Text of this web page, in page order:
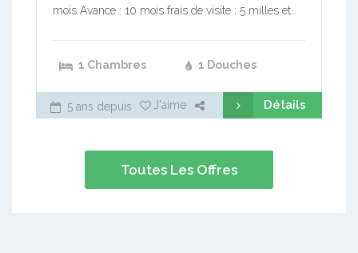
mois Avance : 10 mois frais de visite : 5 milles et…
1 Chambres 1 Douches
5 ans depuis J'aime Détails
Toutes Les Offres